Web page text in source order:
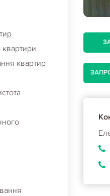
квартири
квартир